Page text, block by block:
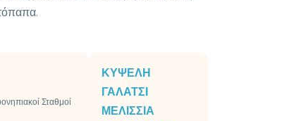
Σταθμοί
ΚΥΨΕΛΗ
ΓΑΛΑΤΣΙ
ΜΕΛΙΣΣΙΑ